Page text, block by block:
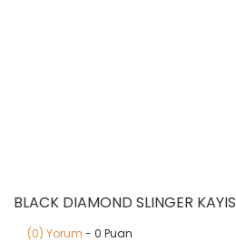
BLACK DIAMOND SLINGER KAYIS
(0) Yorum - 0 Puan